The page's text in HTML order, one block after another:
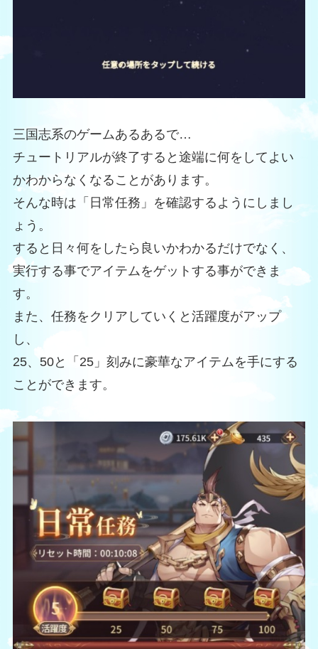
三国志系のゲームあるあるで…
チュートリアルが終了すると途端に何をしてよい
かわからなくなることがあります。
そんな時は「日常任務」を確認するようにしまし
ょう。
すると日々何をしたら良いかわかるだけでなく、
実行する事でアイテムをゲットする事ができま
す。
また、任務をクリアしていくと活躍度がアップ
し、
25、50と「25」刻みに豪華なアイテムを手にする
ことができます。